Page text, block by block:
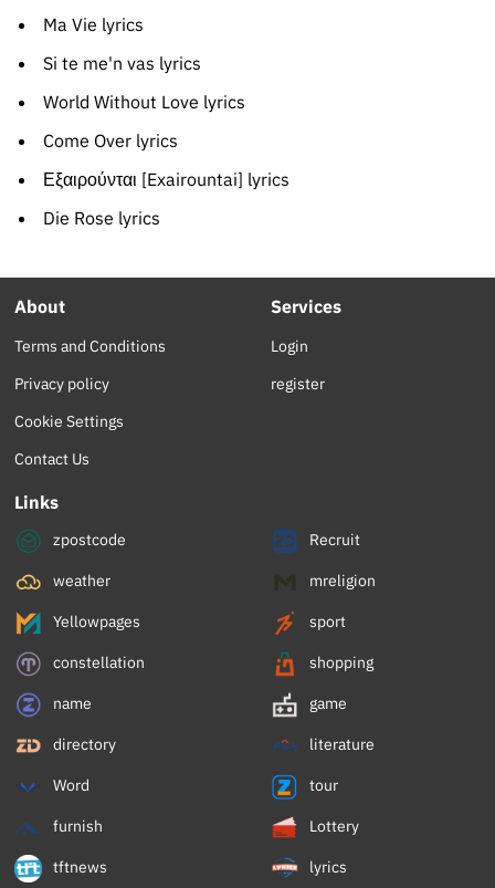
Ma Vie lyrics
Si te me'n vas lyrics
World Without Love lyrics
Come Over lyrics
Εξαιρούνται [Exairountai] lyrics
Die Rose lyrics
About
Terms and Conditions
Privacy policy
Cookie Settings
Contact Us
Services
Login
register
Links
zpostcode Recruit
weather mreligion
Yellowpages sport
constellation shopping
name game
directory literature
Word tour
furnish Lottery
tftnews lyrics